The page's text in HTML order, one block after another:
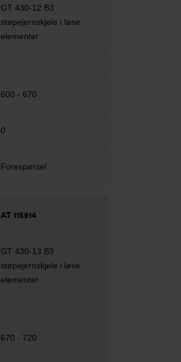
GT 430-12 B3
støpejernskjele i løse
elementer
600 - 670
0
Forespørsel
AT 115914
GT 430-13 B3
støpejernskjele i løse
elementer
670 - 720